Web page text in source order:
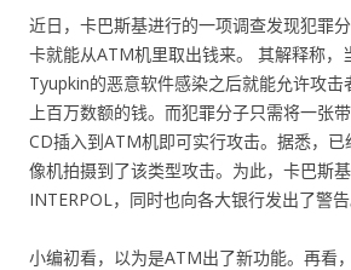
近日，卡巴斯基进行的一项调查发现犯罪
卡就能从ATM机里取出钱来。 其解释称，
Tyupkin的恶意软件感染之后就能允许攻击
上百万数额的钱。而犯罪分子只需将一张
CD插入到ATM机即可实行攻击。据悉，
像机拍摄到了该类型攻击。为此，卡巴斯
INTERPOL，同时也向各大银行发出了警告
小编初看，以为是ATM出了新功能。再看